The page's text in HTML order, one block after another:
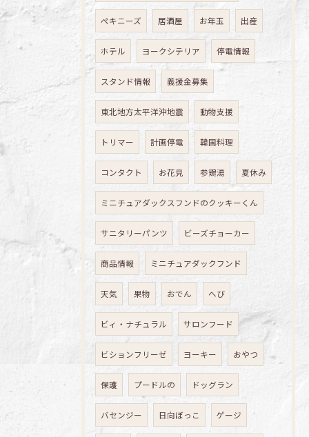
ペキニーズ 居酒屋 お年玉 出産
ホテル ヨークシテリア 停電情報
スタンド情報 義援金募集
東北地方太平洋沖地震 動物支援
トリマー 計画停電 韓国料理
コンタクト お花見 参鶏湯 夏休み
ミニチュアダックスフンドのクッキーくん
サニタリーパンツ ビーズチョーカー
商品情報 ミニチュアダックフンド
天気 果物 おでん へび
ビィ・ナチュラル サロンフード
ビションフリーゼ ヨーキー おやつ
保護 プードルの ドッグラン
バセンジー 日向ぼっこ ゲージ